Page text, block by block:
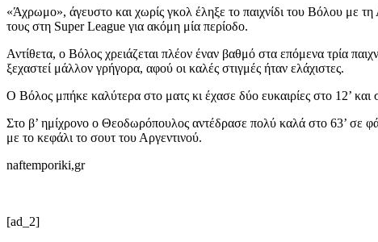
«Άχρωμο», άγευστο και χωρίς γκολ έληξε το παιχνίδι του Βόλου με
τους στη Super League για ακόμη μία περίοδο.
Αντίθετα, ο Βόλος χρειάζεται πλέον έναν βαθμό στα επόμενα τρία
ξεχαστεί μάλλον γρήγορα, αφού οι καλές στιγμές ήταν ελάχιστες.
Ο Βόλος μπήκε καλύτερα στο ματς κι έχασε δύο ευκαιρίες στο 12’
Στο β’ ημίχρονο ο Θεοδωρόπουλος αντέδρασε πολύ καλά στο 63’ σε
με το κεφάλι το σουτ του Αργεντινού.
naftemporiki,gr
[ad_2]